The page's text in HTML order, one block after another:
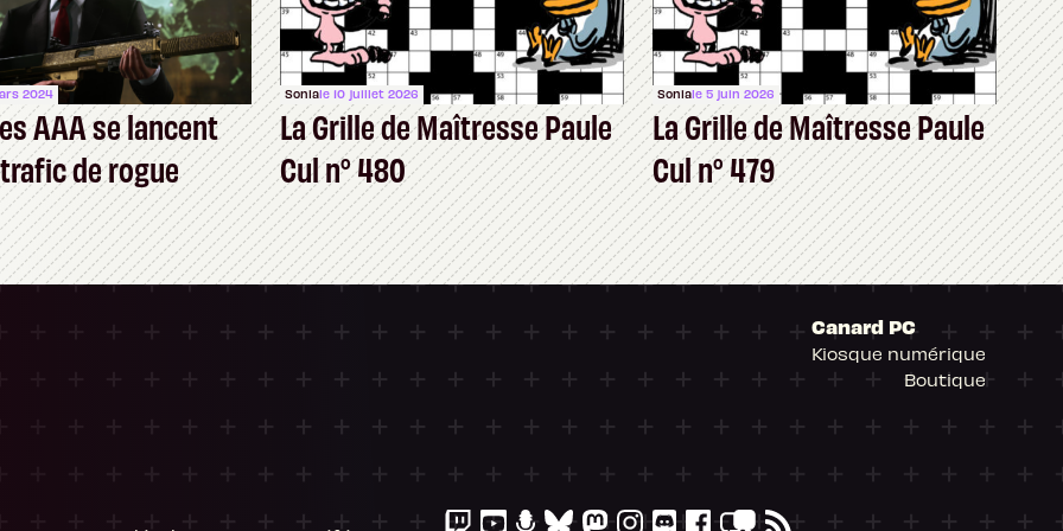
2024
AAA se lancent
de rogue
Soniale 10 juillet 2026
La Grille de Maîtresse Paule
Cul n° 480
Soniale 5 juin 2026
La Grille de Maîtresse Paule
Cul n° 479
Canard PC
Kiosque numérique
Boutique
gérer vos paramètres de confidentialité, en garantissant la conformité avec les